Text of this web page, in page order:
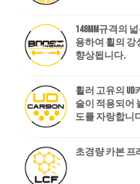
148mm규격의
용하여 휠의 강
향상됩니다.
휠러 고유의 UD
술이 적용되어
도를 자랑합니
초경량 카본 프